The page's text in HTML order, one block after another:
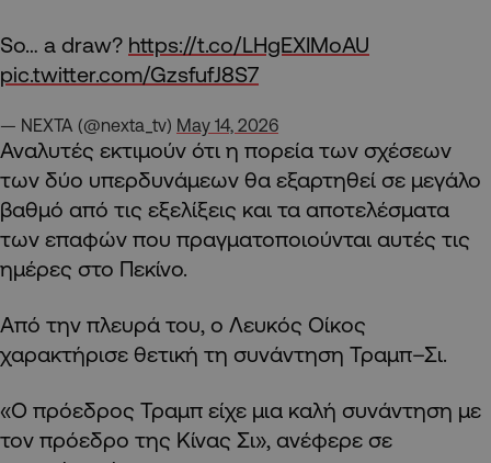
So… a draw? https://t.co/LHgEXIMoAU
pic.twitter.com/GzsfufJ8S7
— NEXTA (@nexta_tv) May 14, 2026
Αναλυτές εκτιμούν ότι η πορεία των σχέσεων
των δύο υπερδυνάμεων θα εξαρτηθεί σε μεγάλο
βαθμό από τις εξελίξεις και τα αποτελέσματα
των επαφών που πραγματοποιούνται αυτές τις
ημέρες στο Πεκίνο.
Από την πλευρά του, ο Λευκός Οίκος
χαρακτήρισε θετική τη συνάντηση Τραμπ–Σι.
«Ο πρόεδρος Τραμπ είχε μια καλή συνάντηση με
τον πρόεδρο της Κίνας Σι», ανέφερε σε